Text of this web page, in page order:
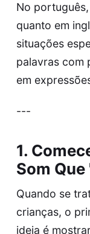
No
quanto em
situações
palavras com
em
---
1.
Som Que
Quando se
crianças, o
ideia é